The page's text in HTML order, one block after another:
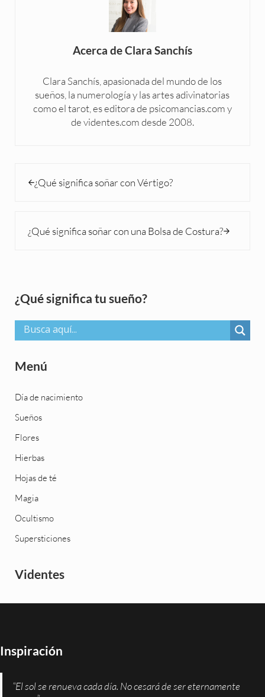
Acerca deClara Sanchís
Clara Sanchís, apasionada del mundo de los
sueños, la numerología y las artes adivinatorias
como el tarot, es editora de psicomancias.com y
de videntes.com desde 2008.
¿Qué significa soñar con Vértigo?
¿Qué significa soñar con una Bolsa de Costura?
Sidebar
¿Qué significa tu sueño?
Menú
Día de nacimiento
Sueños
Flores
Hierbas
Hojas de té
Magia
Ocultismo
Supersticiones
Videntes
Inspiración
“El sol se renueva cada día. No cesará de ser eternamente